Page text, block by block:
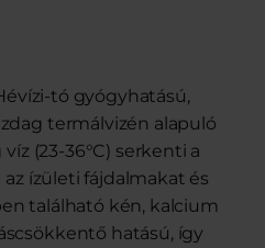
tó gyógyhatású,
termálvizén alapuló
(23-36°C) serkenti a
ízületi fájdalmakat és
található kén, kalcium
hatású, így